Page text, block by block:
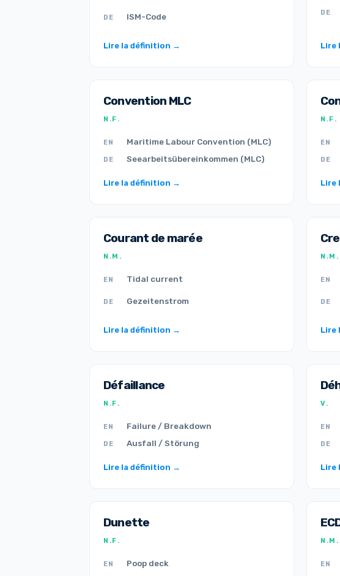
DE ISM-Code
Lire la définition →
DE
Lire
Convention MLC
N.F.
EN Maritime Labour Convention (MLC)
DE Seearbeitsübereinkommen (MLC)
Lire la définition →
N.F.
EN
DE
Lire
Courant de marée
N.M.
EN Tidal current
DE Gezeitenstrom
Lire la définition →
N.M.
EN
DE
Lire
Défaillance
N.F.
EN Failure / Breakdown
DE Ausfall / Störung
Lire la définition →
V.
EN
DE
Lire
Dunette
N.F.
EN Poop deck
N.M.
EN